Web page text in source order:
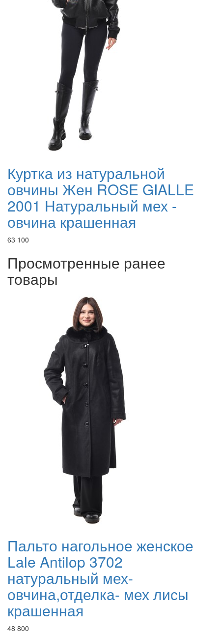
Куртка из натуральной
овчины Жен ROSE GIALLE
2001 Натуральный мех -
овчина крашенная
63 100
Просмотренные ранее
товары
Пальто нагольное женское
Lale Antilop 3702
натуральный мех-
овчина,отделка- мех лисы
крашенная
48 800